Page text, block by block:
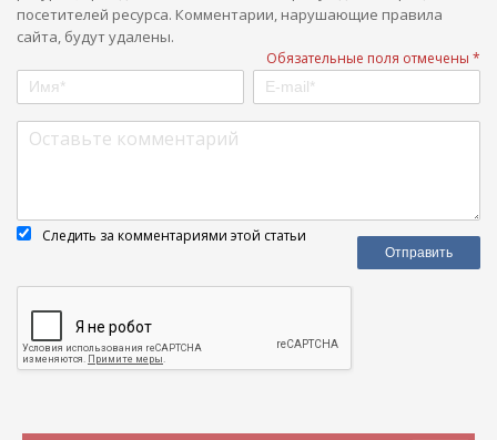
посетителей ресурса. Комментарии, нарушающие правила
сайта, будут удалены.
Обязательные поля отмечены *
Следить за комментариями этой статьи